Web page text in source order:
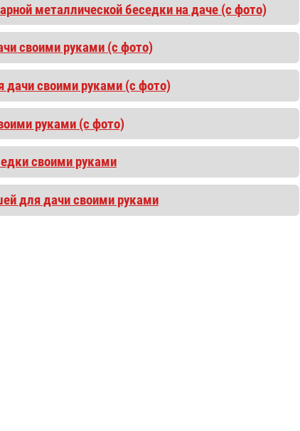
металлической беседки на даче (с фото)
своими руками (с фото)
дачи своими руками (с фото)
руками (с фото)
своими руками
для дачи своими руками